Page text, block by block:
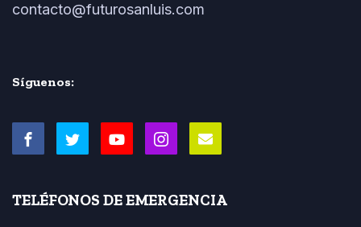
contacto@futurosanluis.com
Síguenos:
TELÉFONOS DE EMERGENCIA